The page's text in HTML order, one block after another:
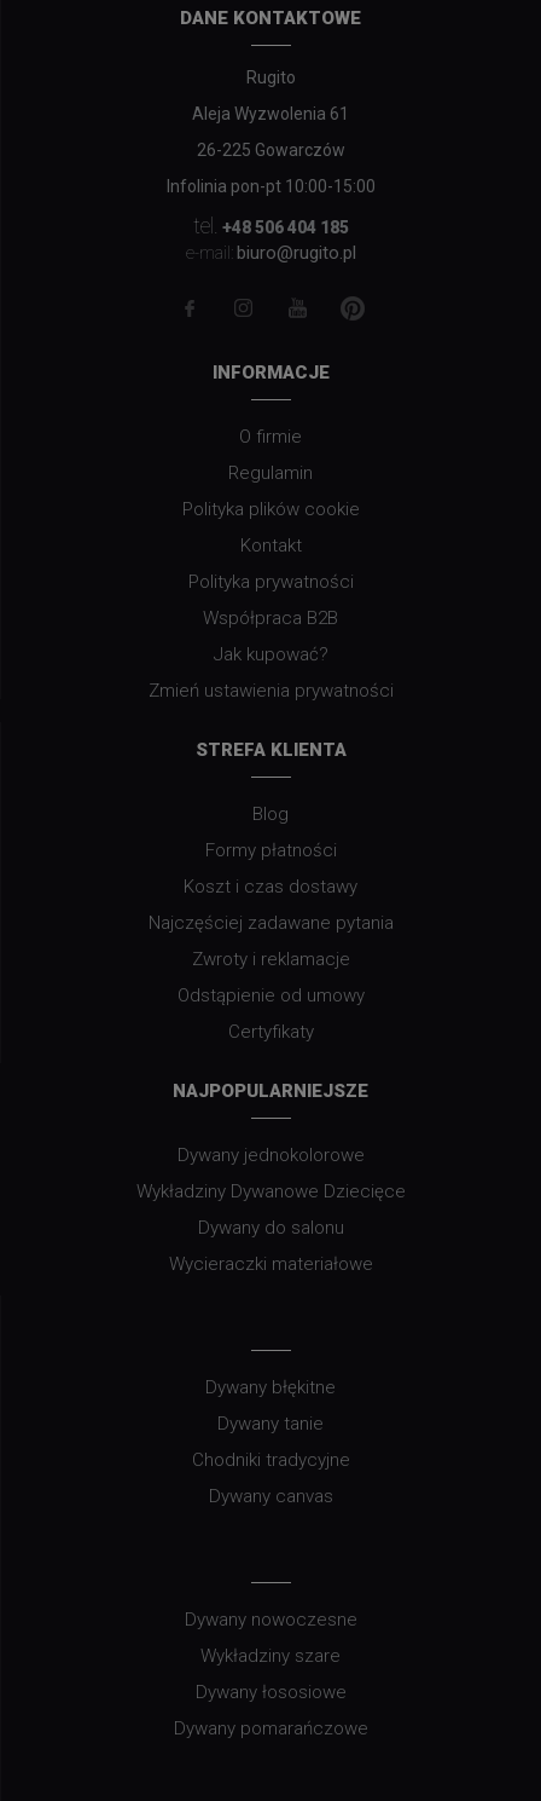
DANE KONTAKTOWE
Rugito
Aleja Wyzwolenia 61
26-225 Gowarczów
Infolinia pon-pt 10:00-15:00
tel. +48 506 404 185
e-mail: biuro@rugito.pl
INFORMACJE
O firmie
Regulamin
Polityka plików cookie
Kontakt
Polityka prywatności
Współpraca B2B
Jak kupować?
Zmień ustawienia prywatności
STREFA KLIENTA
Blog
Formy płatności
Koszt i czas dostawy
Najczęściej zadawane pytania
Zwroty i reklamacje
Odstąpienie od umowy
Certyfikaty
NAJPOPULARNIEJSZE
Dywany jednokolorowe
Wykładziny Dywanowe Dziecięce
Dywany do salonu
Wycieraczki materiałowe
Dywany błękitne
Dywany tanie
Chodniki tradycyjne
Dywany canvas
Dywany nowoczesne
Wykładziny szare
Dywany łososiowe
Dywany pomarańczowe